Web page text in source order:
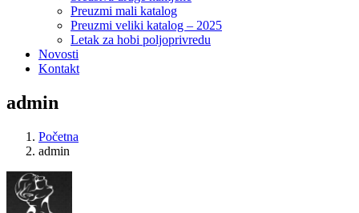
Preuzmi mali katalog
Preuzmi veliki katalog – 2025
Letak za hobi poljoprivredu
Novosti
Kontakt
admin
Početna
admin